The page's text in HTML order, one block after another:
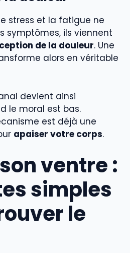
stress et la fatigue ne
symptômes, ils viennent
de la douleur. Une
alors en véritable
devient ainsi
le moral est bas.
est déjà une
apaiser votre corps.
ventre :
simples
le